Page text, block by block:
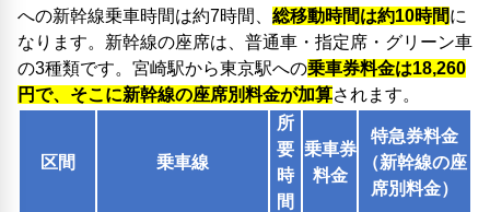
への新幹線乗車時間は約7時間、 総移動時間は約10時間に
なります。新幹線の座席は、普通車・指定席・グリーン車
の3種類です。宮崎駅から東京駅への乗車券料金は18,260
円で、そこに新幹線の座席別料金が加算されます。
区間 乗車線
所
要
時
間
乗車券
料金
特急券料金
（新幹線の座
席別料金）